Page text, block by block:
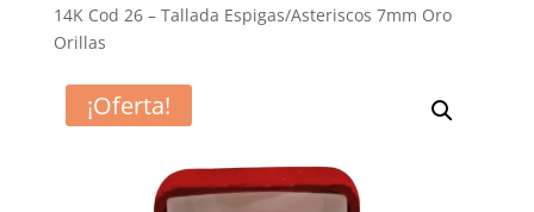
14K Cod 26 – Tallada Espigas/Asteriscos 7mm Oro
Orillas
¡Oferta!